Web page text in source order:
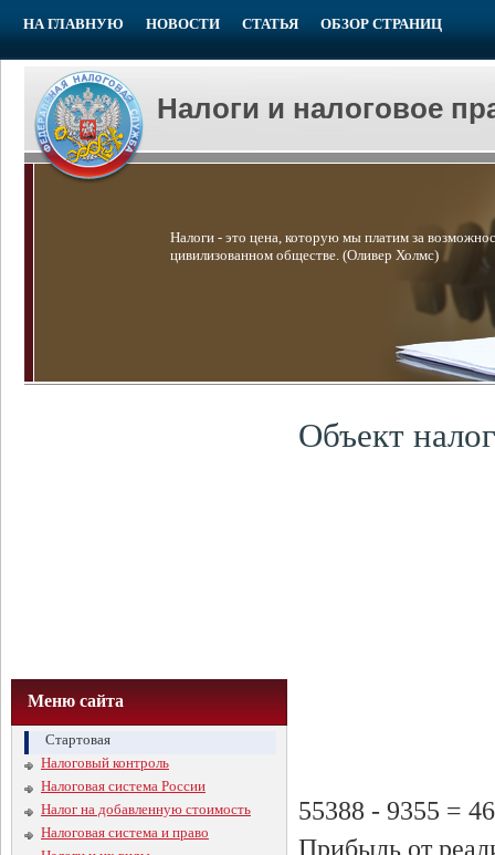
НА ГЛАВНУЮ НОВОСТИ СТАТЬЯ ОБЗОР СТРАНИЦ
Налоги и налоговое
Налоги - это цена, которую мы платим за
цивилизованном обществе. (Оливер Холмс)
Меню сайта
Стартовая
Налоговый контроль
Налоговая система России
Налог на добавленную стоимость
Налоговая система и право
Объект
55388 - 9355 =
Прибыль от